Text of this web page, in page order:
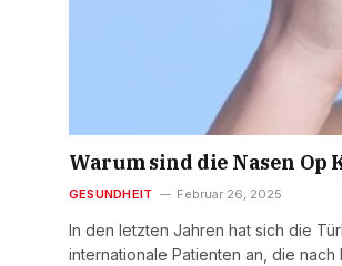
Warum sind die Nasen
GESUNDHEIT Februar 26, 2025
In den letzten Jahren hat sich die
internationale Patienten an, die